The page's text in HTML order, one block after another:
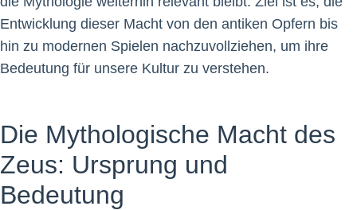
Entwicklung dieser Macht von den antiken Opfern bis
hin zu modernen Spielen nachzuvollziehen, um ihre
Bedeutung für unsere Kultur zu verstehen.
Die Mythologische Macht des
Zeus: Ursprung und
Bedeutung